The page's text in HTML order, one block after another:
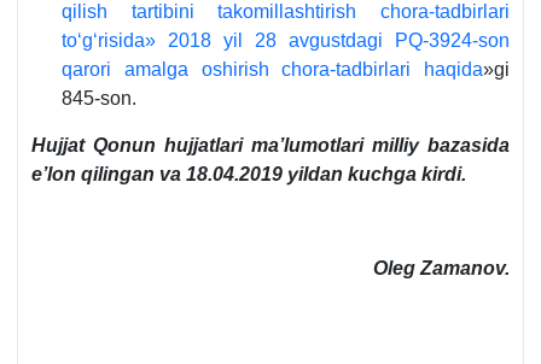
qilish tartibini takomillashtirish chora-tadbirlari
toʻgʻrisida» 2018 yil 28 avgustdagi PQ-3924-son
qarori amalga oshirish chora-tadbirlari haqida»gi
845-son.
Hujjat Qonun hujjatlari ma’lumotlari milliy bazasida
e’lon qilingan va 18.04.2019 yildan kuchga kirdi.
Oleg Zamanov.